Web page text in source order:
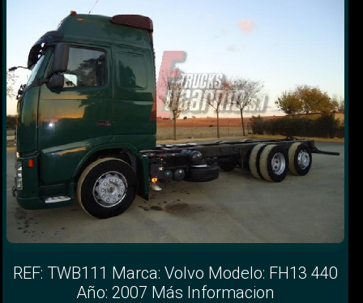
REF: TWB111 Marca: Volvo Modelo: FH13 440
Año: 2007 Más Informacion